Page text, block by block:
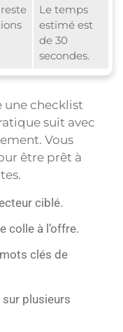
Le temps
estimé est
de 30
secondes.
une checklist
suit avec
Vous
être prêt à
ciblé.
colle à l’offre.
clés de
sur plusieurs